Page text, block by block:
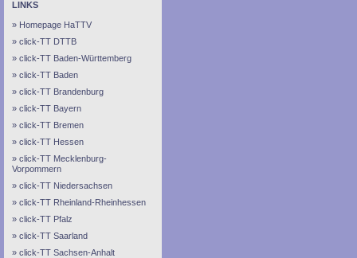
LINKS
Homepage HaTTV
click-TT DTTB
click-TT Baden-Württemberg
click-TT Baden
click-TT Brandenburg
click-TT Bayern
click-TT Bremen
click-TT Hessen
click-TT Mecklenburg-
Vorpommern
click-TT Niedersachsen
click-TT Rheinland-Rheinhessen
click-TT Pfalz
click-TT Saarland
click-TT Sachsen-Anhalt